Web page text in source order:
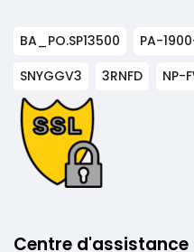
BA_PO.SP13500 PA-
SNYGGV3
3RNFD NP-
Centre d'assistance